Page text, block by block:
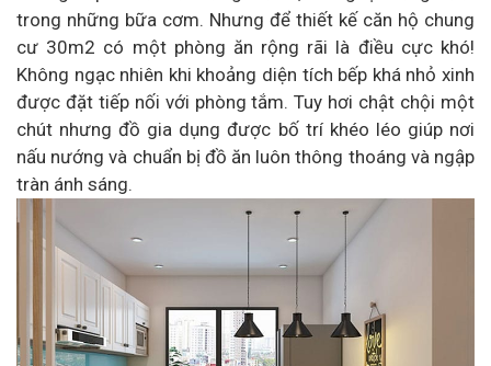
trong những bữa cơm. Nhưng để thiết kế căn hộ chung
cư 30m2 có một phòng ăn rộng rãi là điều cực khó!
Không ngạc nhiên khi khoảng diện tích bếp khá nhỏ xinh
được đặt tiếp nối với phòng tắm. Tuy hơi chật chội một
chút nhưng đồ gia dụng được bố trí khéo léo giúp nơi
nấu nướng và chuẩn bị đồ ăn luôn thông thoáng và ngập
tràn ánh sáng.